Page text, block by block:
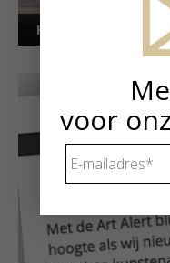
Kunstuitleen voor
voor
mailadres *